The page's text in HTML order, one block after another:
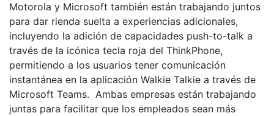
Motorola y Microsoft también están trabajando juntos
para dar rienda suelta a experiencias adicionales,
incluyendo la adición de capacidades push-to-talk a
través de la icónica tecla roja del ThinkPhone,
permitiendo a los usuarios tener comunicación
instantánea en la aplicación Walkie Talkie a través de
Microsoft Teams. Ambas empresas están trabajando
juntas para facilitar que los empleados sean más